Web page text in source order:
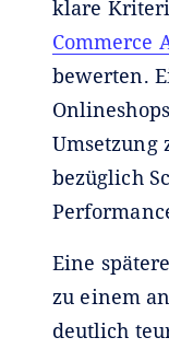
klare
Commerce
bewerten.
Umsetzung
bezüglich
Eine
zu einem
deutlich